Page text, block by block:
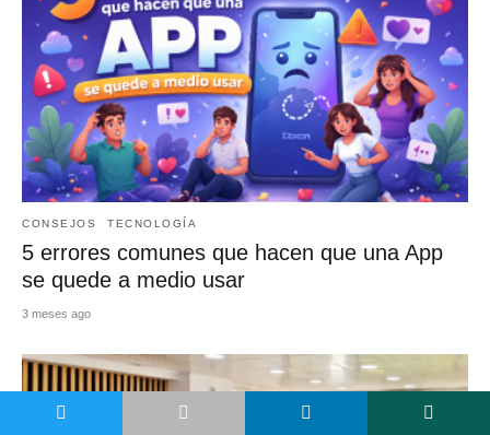
CONSEJOS TECNOLOGÍA
5 errores comunes que hacen que una App
se quede a medio usar
3 meses ago